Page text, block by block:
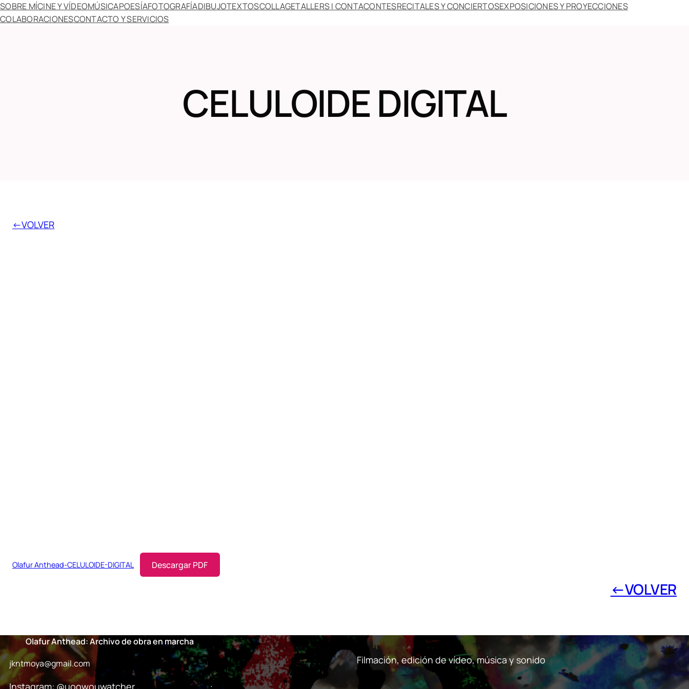
Skip
to
SOBRE MÍCINE Y VÍDEOMÚSICAPOESÍAFOTOGRAFÍADIBUJOTEXTOSCOLLAGETALLERS I CONTACONTESRECITALES Y CONCIERTOSEXPOSICIONES Y PROYECCIONES
COLABORACIONESCONTACTO Y SERVICIOS
CELULOIDE DIGITAL
←VOLVER
Olafur Anthead-CELULOIDE-DIGITAL Descargar PDF
←VOLVER
Olafur Anthead: Archivo de obra en marcha
jkntmoya@gmail.com
Filmación, edición de vídeo, música y sonido
.